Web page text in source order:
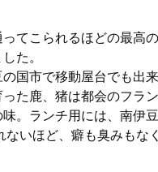
てこられるほどの最高
た。
国市で移動屋台でも出
た鹿、猪は都会のフラ
。ランチ用には、南伊
いほど、癖も臭みも